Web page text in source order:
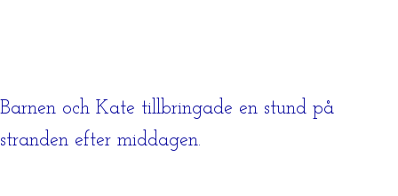
Barnen och Kate tillbringade en stund på
stranden efter middagen.